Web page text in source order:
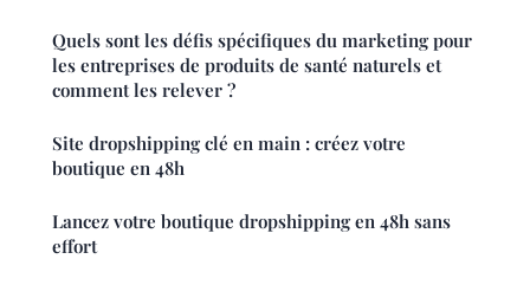
Quels sont les défis spécifiques du marketing pour
les entreprises de produits de santé naturels et
comment les relever ?
Site dropshipping clé en main : créez votre
boutique en 48h
Lancez votre boutique dropshipping en 48h sans
effort